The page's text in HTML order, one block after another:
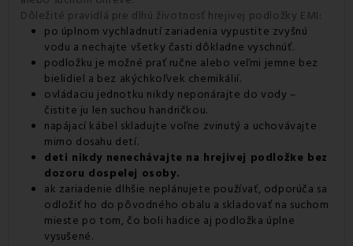
Dôležité pravidlá pre dlhú životnosť hrejivej podložky EMI:
po úplnom vychladnutí zariadenia vypustite zvyšnú
vodu a nechajte všetky časti dôkladne vyschnúť.
podložku je možné prať ručne alebo veľmi jemne bez
bielidiel a bez akýchkoľvek chemikálií.
ovládaciu jednotku nikdy neponárajte do vody –
čistite ju len suchou handričkou.
napájací kábel skladujte voľne zvinutý a uchovávajte
mimo dosahu detí.
deti nikdy nenechávajte na hrejivej podložke bez
dozoru dospelej osoby.
ak zariadenie dlhšie neplánujete používať, odporúča sa
odložiť ho do pôvodného obalu a skladovať na suchom
mieste po tom, čo boli hadice aj podložka úplne
vysušené.